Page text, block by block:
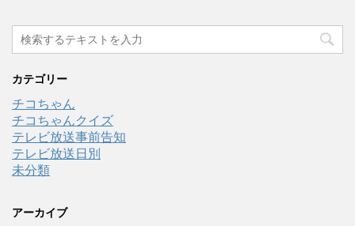
カテゴリー
チコちゃん
チコちゃんクイズ
テレビ放送事前告知
テレビ放送日別
未分類
アーカイブ